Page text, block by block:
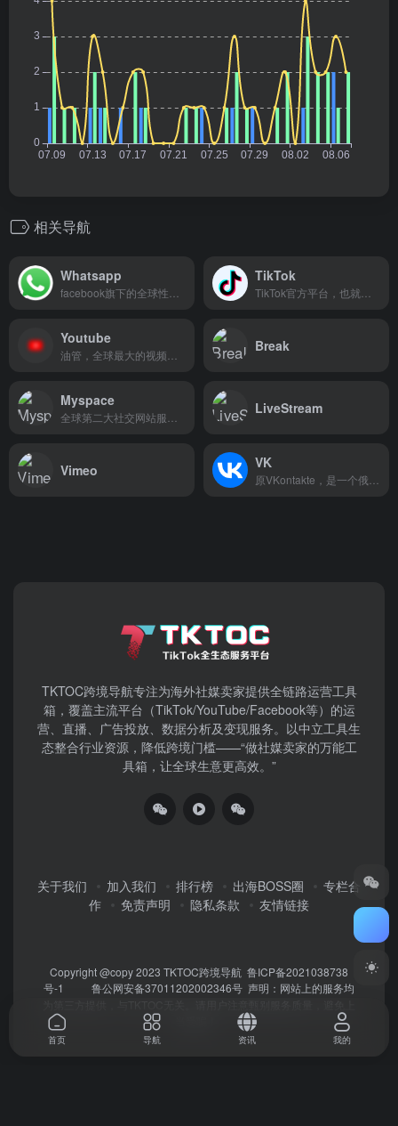
相关导航
Whatsapp TikTok
Youtube Break
Myspace LiveStream
Vimeo VK
TKTOC跨境导航​专注为海外社媒卖家提供全链路运营工具
箱，覆盖主流平台（TikTok/YouTube/Facebook等）​的运
营、直播、广告投放、数据分析及变现服务。以中立工具生
态整合行业资源，降低跨境门槛——“做社媒卖家的万能工
具箱，让全球生意更高效。”
关于我们 加入我们 排行榜 出海BOSS圈
专栏合
作
免责声明 隐私条款 友情链接
Copyright @copy 2023 TKTOC跨境导航 鲁ICP备2021038738
号-1
鲁公网安备37011202002346号 声明：网站上的服务均
首页 导航 资讯 我的